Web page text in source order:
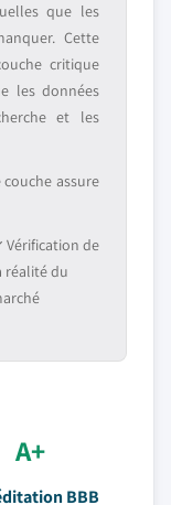
que les
Cette
critique
les données
et les
assure
Vérification de
réalité du
A+
BBB